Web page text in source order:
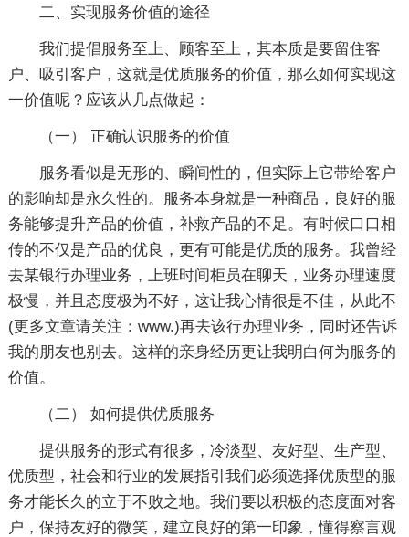
二、实现服务价值的途径
我们提倡服务至上、顾客至上，其本质是要留住客
户、吸引客户，这就是优质服务的价值，那么如何实现这
一价值呢？应该从几点做起：
（一） 正确认识服务的价值
服务看似是无形的、瞬间性的，但实际上它带给客户
的影响却是永久性的。服务本身就是一种商品，良好的服
务能够提升产品的价值，补救产品的不足。有时候口口相
传的不仅是产品的优良，更有可能是优质的服务。我曾经
去某银行办理业务，上班时间柜员在聊天，业务办理速度
极慢，并且态度极为不好，这让我心情很是不佳，从此不
(更多文章请关注：www.)再去该行办理业务，同时还告诉
我的朋友也别去。这样的亲身经历更让我明白何为服务的
价值。
（二） 如何提供优质服务
提供服务的形式有很多，冷淡型、友好型、生产型、
优质型，社会和行业的发展指引我们必须选择优质型的服
务才能长久的立于不败之地。我们要以积极的态度面对客
户，保持友好的微笑，建立良好的第一印象，懂得察言观